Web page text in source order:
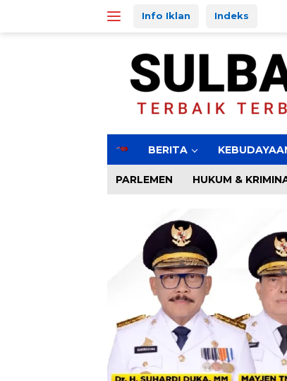
Info Iklan Indeks
H
m
e
BERITA
PARLEMEN HUKUM &